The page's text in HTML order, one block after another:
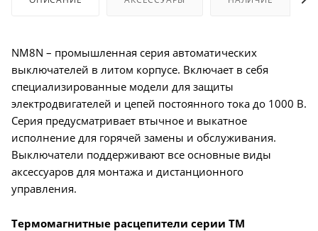
NM8N – промышленная серия автоматических
выключателей в литом корпусе. Включает в себя
специализированные модели для защиты
электродвигателей и цепей постоянного тока до 1000 В.
Серия предусматривает втычное и выкатное
исполнение для горячей замены и обслуживания.
Выключатели поддерживают все основные виды
аксессуаров для монтажа и дистанционного
управления.
Термомагнитные расцепители серии TM